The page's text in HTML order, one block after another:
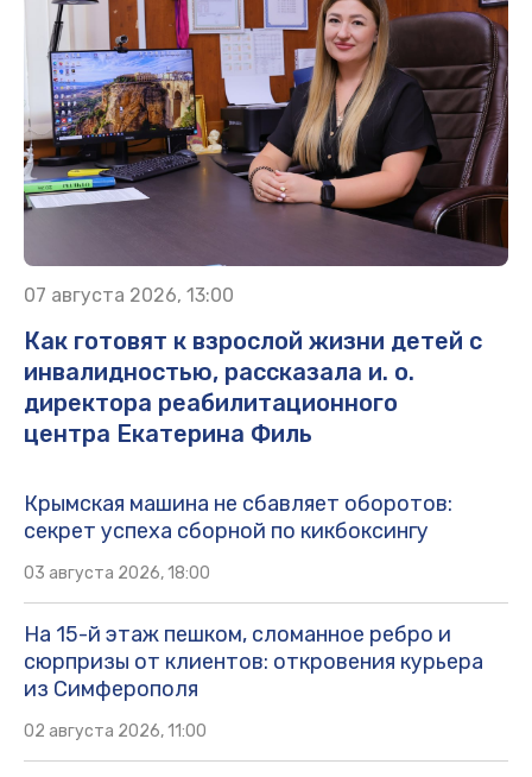
07 августа 2026, 13:00
Как готовят к взрослой жизни детей с
инвалидностью, рассказала и. о.
директора реабилитационного
центра Екатерина Филь
Крымская машина не сбавляет оборотов:
секрет успеха сборной по кикбоксингу
03 августа 2026, 18:00
На 15-й этаж пешком, сломанное ребро и
сюрпризы от клиентов: откровения курьера
из Симферополя
02 августа 2026, 11:00